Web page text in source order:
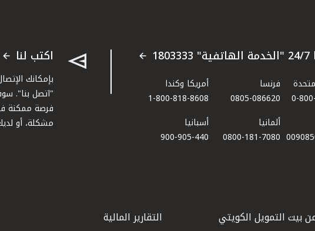
0-
فرنسا
0805-086620
أمريكا وكندا
1-800-818-8608
ألمانيا
0800-181-7080
أسبانيا
900-905-440
اكتب لنا
بإمكانك
"اتصل بنا".
فرصة ممكنة
مشكلة، أو
بيت التمويل الكويتي
التقارير المالية